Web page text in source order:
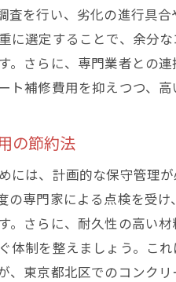
地域の建築
施工事例か
地域住民の
環境に配慮
耐久性を考
エコマテリ
材料の品質
査を行い、劣化の進行具
に選定することで、余分
。さらに、専門業者との
ト補修費用を抑えつつ、
の節約法
には、計画的な保守管理
の専門家による点検を受
。さらに、耐久性の高い
体制を整えましょう。こ
、東京都北区でのコンク